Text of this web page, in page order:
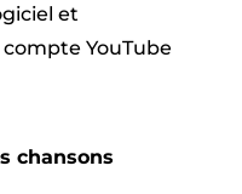
et
YouTube
chansons